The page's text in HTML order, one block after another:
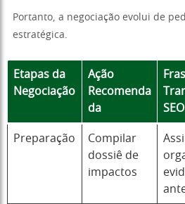
Portanto, a negociação evolui de
estratégica.
Etapas da
Negociação
Ação
Recomenda
da
SEO
Preparação
Compilar
dossiê de
impactos